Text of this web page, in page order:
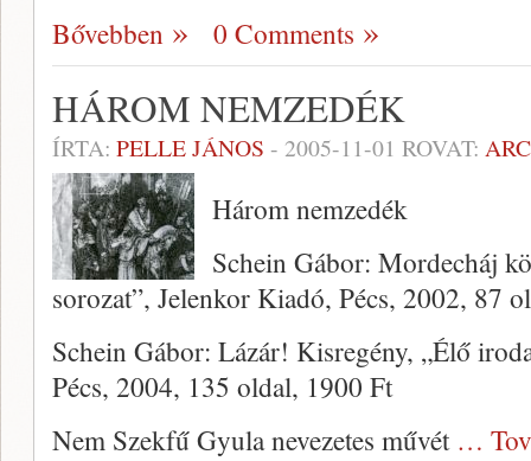
Bővebben 0 Comments
HÁROM NEMZEDÉK
ÍRTA: PELLE JÁNOS - 2005-11-01 ROVAT:
Három nemzedék
Schein Gábor: Mordecháj
sorozat”, Jelenkor Kiadó, Pécs, 2002, 87
Schein Gábor: Lázár! Kisregény, „Élő
Pécs, 2004, 135 oldal, 1900 Ft
Nem Szekfű Gyula neve­zetes művét …